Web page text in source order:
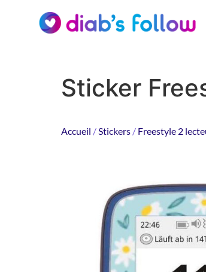
Sticker
Accueil /Stickers / Freestyle 2